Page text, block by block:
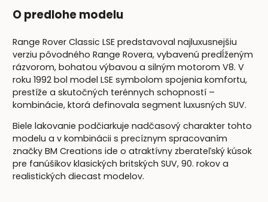
O predlohe modelu
Range Rover Classic LSE predstavoval najluxusnejšiu
verziu pôvodného Range Rovera, vybavenú predĺženým
rázvorom, bohatou výbavou a silným motorom V8. V
roku 1992 bol model LSE symbolom spojenia komfortu,
prestíže a skutočných terénnych schopností –
kombinácie, ktorá definovala segment luxusných SUV.
Biele lakovanie podčiarkuje nadčasový charakter tohto
modelu a v kombinácii s precíznym spracovaním
značky BM Creations ide o atraktívny zberateľský kúsok
pre fanúšikov klasických britských SUV, 90. rokov a
realistických diecast modelov.